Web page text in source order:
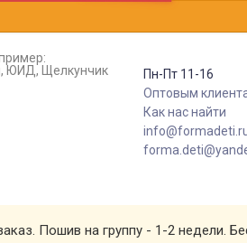
ЮИД, Щелкунчик
Пн-Пт 11-16
Оптовым
Как нас найти
Пошив на группу - 1-2 недели.